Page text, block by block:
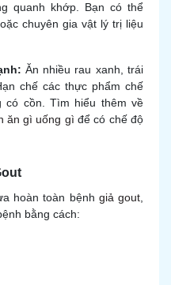
quanh khớp. Bạn có thể
chuyên gia vật lý trị liệu
Ăn nhiều rau xanh, trái
chế các thực phẩm chế
có cồn. Tìm hiểu thêm về
ăn gì uống gì để có chế độ
hoàn toàn bệnh giả gout
bằng cách: